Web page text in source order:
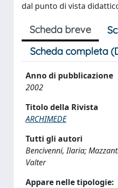
dal punto di vista
Scheda breve
Scheda completa
Anno di pubblicazione
2002
Titolo della Rivista
ARCHIMEDE
Tutti gli autori
Bencivenni, Ilaria;
Valter
Appare nelle tipologie: